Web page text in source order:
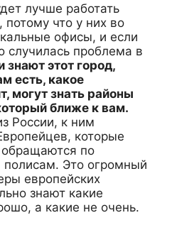
лучше работать
потому что у них во
офисы, и если
случилась проблема в
знают этот город,
есть, какое
могут знать районы
ближе к вам.
России, к ним
которые
обращаются по
Это огромный
европейских
знают какие
а какие не очень.